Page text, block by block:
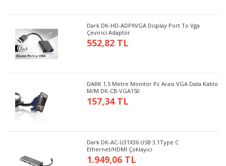
Dark DK-HD-ADPXVGA Display Port To Vga
Çevirici Adaptör
552,82 TL
DARK 1,5 Metre Monitör Pc Arası VGA Data Kablo
M/M DK-CB-VGA150
157,34 TL
Dark DK-AC-U31X36 USB 3.1Type C
Ethernet/HDMI Çoklayıcı
1.949,06 TL